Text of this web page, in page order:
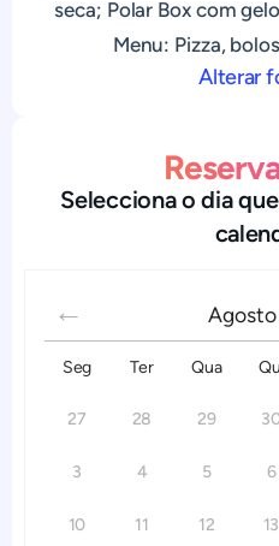
seca; Polar Box com
Menu: Pizza,
Alterar
Selecciona o dia
Agosto
Seg Ter Qua
27 28 29
3 4 5 6
10 11 12 13